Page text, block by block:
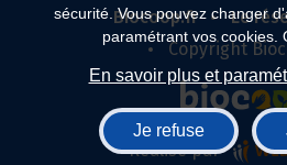
sécurité. Vous pouvez changer
paramétrant vos cookies.
En savoir plus et
Je refuse
Biocoop.fr
Le
Copyright
Réalisé par